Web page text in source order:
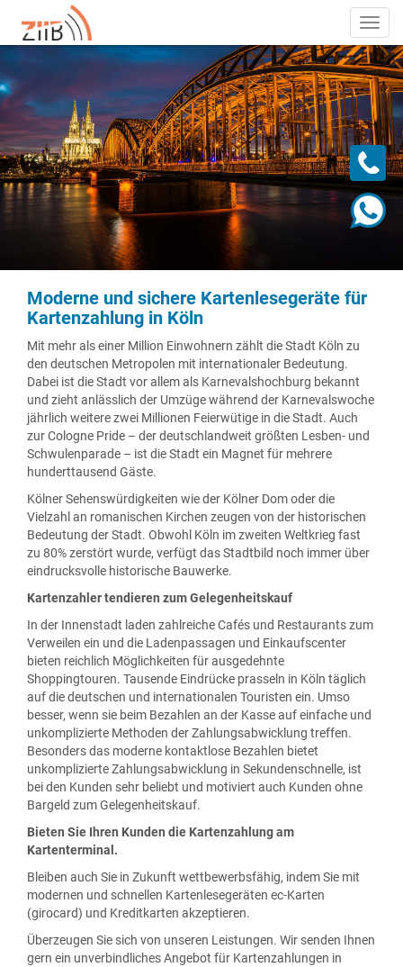
Moderne und sichere Kartenlesegeräte für
Kartenzahlung in Köln
Mit mehr als einer Million Einwohnern zählt die Stadt Köln zu
den deutschen Metropolen mit internationaler Bedeutung.
Dabei ist die Stadt vor allem als Karnevalshochburg bekannt
und zieht anlässlich der Umzüge während der Karnevalswoche
jährlich weitere zwei Millionen Feierwütige in die Stadt. Auch
zur Cologne Pride – der deutschlandweit größten Lesben- und
Schwulenparade – ist die Stadt ein Magnet für mehrere
hunderttausend Gäste.
Kölner Sehenswürdigkeiten wie der Kölner Dom oder die
Vielzahl an romanischen Kirchen zeugen von der historischen
Bedeutung der Stadt. Obwohl Köln im zweiten Weltkrieg fast
zu 80% zerstört wurde, verfügt das Stadtbild noch immer über
eindrucksvolle historische Bauwerke.
Kartenzahler tendieren zum Gelegenheitskauf
In der Innenstadt laden zahlreiche Cafés und Restaurants zum
Verweilen ein und die Ladenpassagen und Einkaufscenter
bieten reichlich Möglichkeiten für ausgedehnte
Shoppingtouren. Tausende Eindrücke prasseln in Köln täglich
auf die deutschen und internationalen Touristen ein. Umso
besser, wenn sie beim Bezahlen an der Kasse auf einfache und
unkomplizierte Methoden der Zahlungsabwicklung treffen.
Besonders das moderne kontaktlose Bezahlen bietet
unkomplizierte Zahlungsabwicklung in Sekundenschnelle, ist
bei den Kunden sehr beliebt und motiviert auch Kunden ohne
Bargeld zum Gelegenheitskauf.
Bieten Sie Ihren Kunden die Kartenzahlung am
Kartenterminal.
Bleiben auch Sie in Zukunft wettbewerbsfähig, indem Sie mit
modernen und schnellen Kartenlesegeräten ec-Karten
(girocard) und Kreditkarten akzeptieren.
Überzeugen Sie sich von unseren Leistungen. Wir senden Ihnen
gern ein unverbindliches Angebot für Kartenzahlungen in